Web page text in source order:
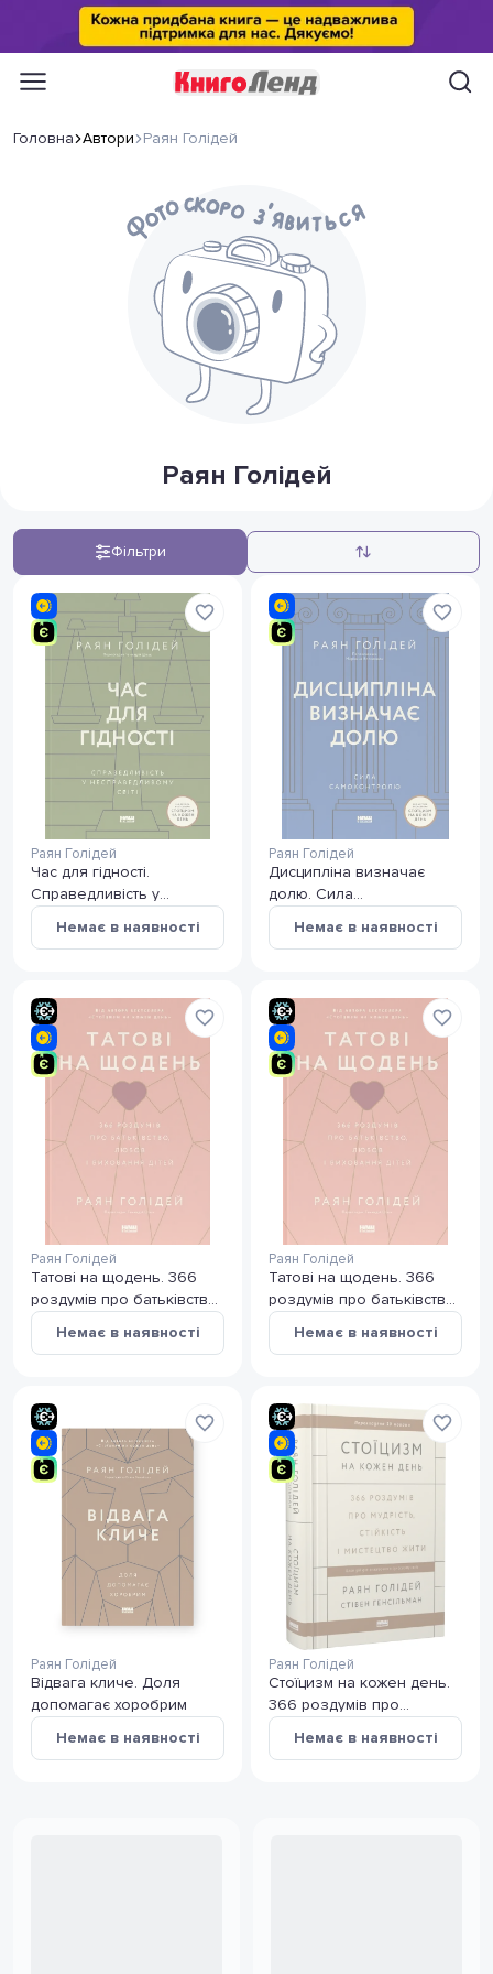
Головна Автори Раян Голідей
Раян Голідей
Фільтри
Раян Голідей
Час для гідності.
Справедливість у
несправедливому світі
Немає в наявності
Раян Голідей
Дисципліна визначає
долю. Сила
самоконтролю
Немає в наявності
Раян Голідей
Татові на щодень. 366
роздумів про батьківство,
любов і виховання дітей з
пошкодженням
Немає в наявності
Раян Голідей
Татові на щодень. 366
роздумів про батьківство,
любов і виховання дітей
Немає в наявності
Раян Голідей
Відвага кличе. Доля
допомагає хоробрим
Немає в наявності
Раян Голідей
Стоїцизм на кожен день.
366 роздумів про
мудрість, стійкість і
мистецтво жити
Немає в наявності